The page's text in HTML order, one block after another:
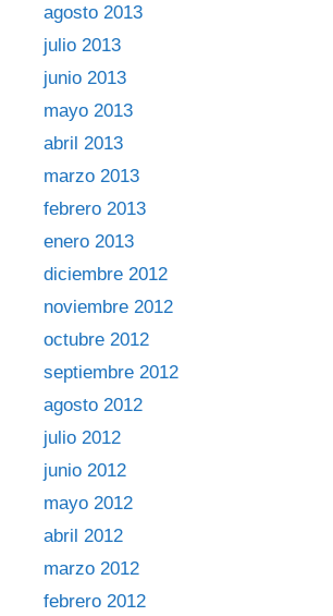
agosto 2013
julio 2013
junio 2013
mayo 2013
abril 2013
marzo 2013
febrero 2013
enero 2013
diciembre 2012
noviembre 2012
octubre 2012
septiembre 2012
agosto 2012
julio 2012
junio 2012
mayo 2012
abril 2012
marzo 2012
febrero 2012